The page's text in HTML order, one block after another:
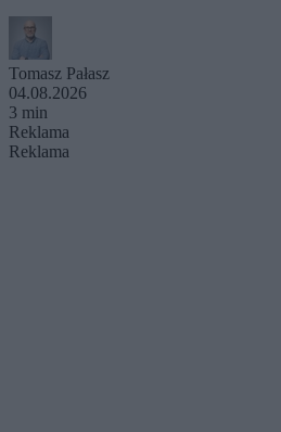
Tomasz Pałasz
04.08.2026
3 min
Reklama
Reklama